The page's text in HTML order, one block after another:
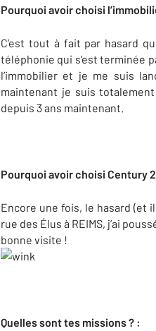
Pourquoi avoir choisi
C’est tout à fait par hasard
téléphonie qui s’est terminée
l’immobilier et je me suis
maintenant je suis
depuis 3 ans maintenant.
Pourquoi avoir choisi Century
Encore une fois, le hasard (et
rue des Élus à REIMS, j’ai
bonne visite !
Quelles sont tes missions ? :